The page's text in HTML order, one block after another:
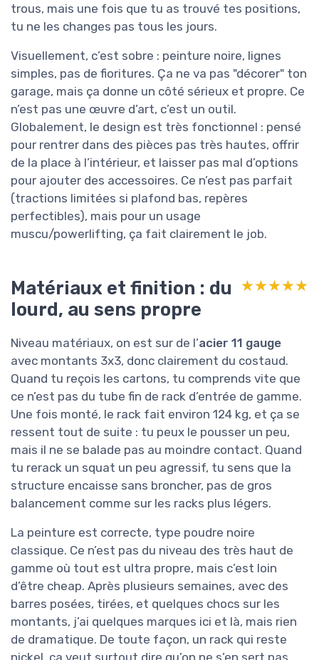
trous, mais une fois que tu as trouvé tes positions,
tu ne les changes pas tous les jours.
Visuellement, c’est sobre : peinture noire, lignes
simples, pas de fioritures. Ça ne va pas "décorer" ton
garage, mais ça donne un côté sérieux et propre. Ce
n’est pas une œuvre d’art, c’est un outil.
Globalement, le design est très fonctionnel : pensé
pour rentrer dans des pièces pas très hautes, offrir
de la place à l’intérieur, et laisser pas mal d’options
pour ajouter des accessoires. Ce n’est pas parfait
(tractions limitées si plafond bas, repères
perfectibles), mais pour un usage
muscu/powerlifting, ça fait clairement le job.
Matériaux et finition : du
lourd, au sens propre
★★★★★
★★★★★
Niveau matériaux, on est sur de l’acier 11 gauge
avec montants 3x3, donc clairement du costaud.
Quand tu reçois les cartons, tu comprends vite que
ce n’est pas du tube fin de rack d’entrée de gamme.
Une fois monté, le rack fait environ 124 kg, et ça se
ressent tout de suite : tu peux le pousser un peu,
mais il ne se balade pas au moindre contact. Quand
tu rerack un squat un peu agressif, tu sens que la
structure encaisse sans broncher, pas de gros
balancement comme sur les racks plus légers.
La peinture est correcte, type poudre noire
classique. Ce n’est pas du niveau des très haut de
gamme où tout est ultra propre, mais c’est loin
d’être cheap. Après plusieurs semaines, avec des
barres posées, tirées, et quelques chocs sur les
montants, j’ai quelques marques ici et là, mais rien
de dramatique. De toute façon, un rack qui reste
nickel, ça veut surtout dire qu’on ne s’en sert pas